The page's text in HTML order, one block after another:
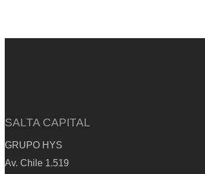
SALTA CAPITAL
GRUPO HYS
Av. Chile 1.519